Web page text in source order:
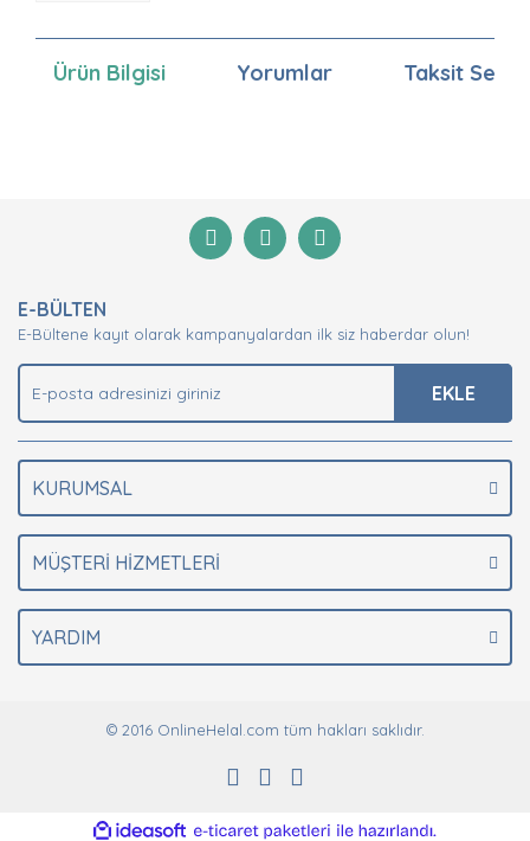
Ürün Bilgisi Yorumlar Taksit
Yorum Yaz
Görüş ve önerileriniz için teşekkür ederiz.
Ürün açıklamasında eksik bilgiler bulunuyor.
Ürün bilgilerinde hatalar bulunuyor.
E-BÜLTEN
E-Bültene kayıt olarak kampanyalardan ilk siz haberdar olun!
EKLE
KURUMSAL
MÜŞTERİ HİZMETLERİ
YARDIM
© 2016 OnlineHelal.com tüm hakları saklıdır.
ideasoft e-